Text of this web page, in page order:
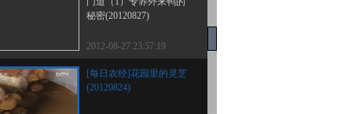
秘密(20120827)
2012-08-27 23:57:19
[每日农经]花园里的灵芝
(20120824)